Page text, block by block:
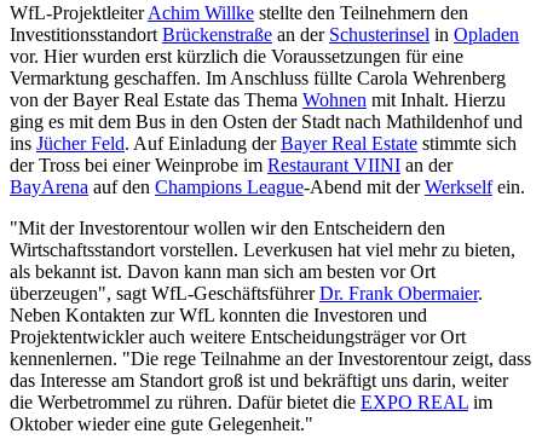
WfL-ProjektleiterAchim Willke stellte den Teilnehmern den
Investitionsstandort Brückenstraße an der Schusterinsel in Opladen
vor. Hier wurden erst kürzlich die Voraussetzungen für eine
Vermarktung geschaffen. Im Anschluss füllte Carola Wehrenberg
von der Bayer Real Estate das Thema Wohnen mit Inhalt. Hierzu
ging es mit dem Bus in den Osten der Stadt nach Mathildenhof und
ins Jücher Feld. Auf Einladung derBayer Real Estate stimmte sich
der Tross bei einer Weinprobe im Restaurant VIINI an der
BayArena auf den Champions League-Abend mit derWerkselfein.
"Mit der Investorentour wollen wir den Entscheidern den
Wirtschaftsstandort vorstellen. Leverkusen hat viel mehr zu bieten,
als bekannt ist. Davon kann man sich am besten vor Ort
überzeugen", sagt WfL-GeschäftsführerDr. Frank Obermaier.
Neben Kontakten zur WfL konnten die Investoren und
Projektentwickler auch weitere Entscheidungsträger vor Ort
kennenlernen. "Die rege Teilnahme an der Investorentour zeigt, dass
das Interesse am Standort groß ist und bekräftigt uns darin, weiter
die Werbetrommel zu rühren. Dafür bietet die EXPO REAL im
Oktober wieder eine gute Gelegenheit."